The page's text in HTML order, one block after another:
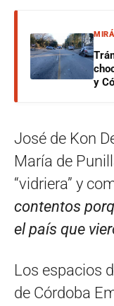
y
José de Kon
María de
“vidriera” y
contentos
el país que
Los espacios
de Córdoba